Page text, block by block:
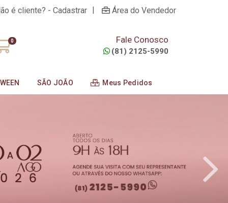
é cliente? - Cadastrar | Área do Vendedor
0 Fale Conosco
(81) 2125-5990
SÃO JOÃO Meus Pedidos